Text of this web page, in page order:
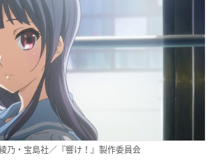
乃・宝島社／『響け！』製作委員会